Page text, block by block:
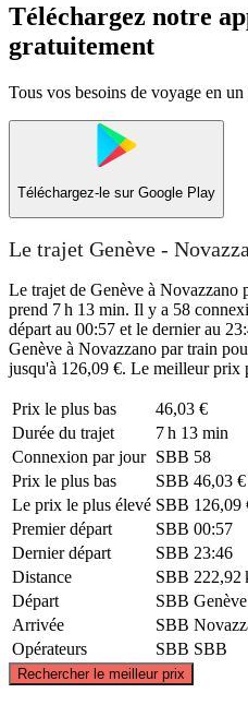
Téléchargez notre
gratuitement
Tous vos besoins de voyage en
Téléchargez-le sur Google Play
Le trajet Genève -
Le trajet de Genève à Novazzano
prend 7 h 13 min. Il y a 58
départ au 00:57 et le dernier au
Genève à Novazzano par train
jusqu'à 126,09 €. Le meilleur prix
Prix ​​le plus bas
46,03 €
Durée du trajet
7 h 13 min
Connexion par jour SBB 58
Prix ​​le plus bas
SBB 46,03 €
Le prix le plus élevé SBB 126,09
Premier départ
SBB 00:57
Dernier départ
SBB 23:46
Distance
SBB 222,92
Départ
SBB Genève
Arrivée
SBB
Opérateurs
SBB SBB
Rechercher le meilleur prix